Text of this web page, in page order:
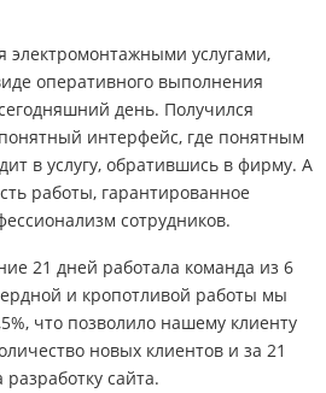
электромонтажными услугами,
оперативного выполнения
день. Получился
интерфейс, где понятным
в услугу, обратившись в фирму. А
работы, гарантированное
сотрудников.
21 дней работала команда из 6
и кропотливой работы мы
что позволило нашему клиенту
новых клиентов и за 21
сайта.